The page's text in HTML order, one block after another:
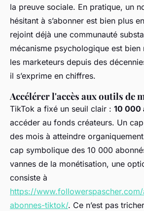
la preuve sociale. En pratique, un
hésitant à s’abonner est bien plus
rejoint déjà une communauté
mécanisme psychologique est
les marketeurs depuis des
il s’exprime en chiffres.
Accélérer l'accès aux outils de
TikTok a fixé un seuil clair : 10 000
accéder au fonds créateurs. Un
des mois à atteindre
cap symbolique des 10 000
vannes de la monétisation, une
consiste à
https://
abonnes-tiktok/. Ce n’est pas